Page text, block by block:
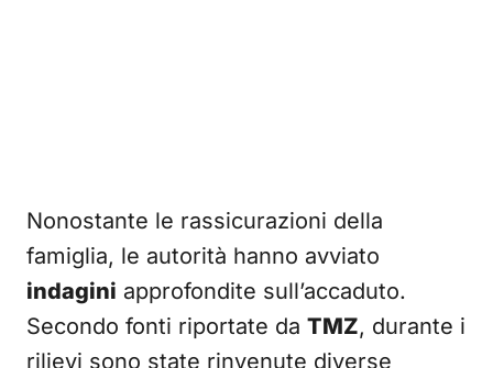
Nonostante le rassicurazioni della
famiglia, le autorità hanno avviato
indagini approfondite sull’accaduto.
Secondo fonti riportate da TMZ, durante i
rilievi sono state rinvenute diverse